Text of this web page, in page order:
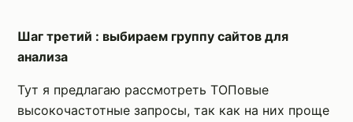
Шаг третий : выбираем группу сайтов для
анализа
Тут я предлагаю рассмотреть ТОПовые
высокочастотные запросы, так как на них проще